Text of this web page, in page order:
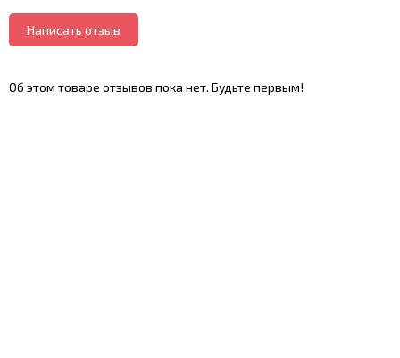
Написать отзыв
Об этом товаре отзывов пока нет. Будьте первым!